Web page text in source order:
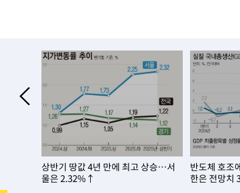
45.71%
-18341초 전 >[속보]與 당대표 경선, 대구 권리당원 투표 정
46.35%
-18138초 전 >
[속보]與 당대표 경선, 강원 권리당원 투표 김
-16056초 전 >
"일본축구협회, 대한축구협회 성 접대 의혹 심판
-8698초 전 >
[속보]장은수, KLPGA 제주삼다수 역전 우승…
-4063초 전 >"얼마나 더웠으면"…안동 물길공원서 헤엄친 구
-3990초 전 >
손흥민, 68분 뛰고 2경기 침묵…LAFC, 톨루카에
-3262초 전 >'2경기 연속 침묵' 손흥민, 톨루카전 68분만 뛰고
-2014초 전 > 이강인, 오늘 서울서 AT마드리드 입단식…'전례
3시간 전 > '여긴 20도, 저긴 50도'…열화상 카메라로 본 폭염
상반기 땅값 4년 만에 최고 상승…서
울은 2.32%↑
반도체 호조
한은 전망치